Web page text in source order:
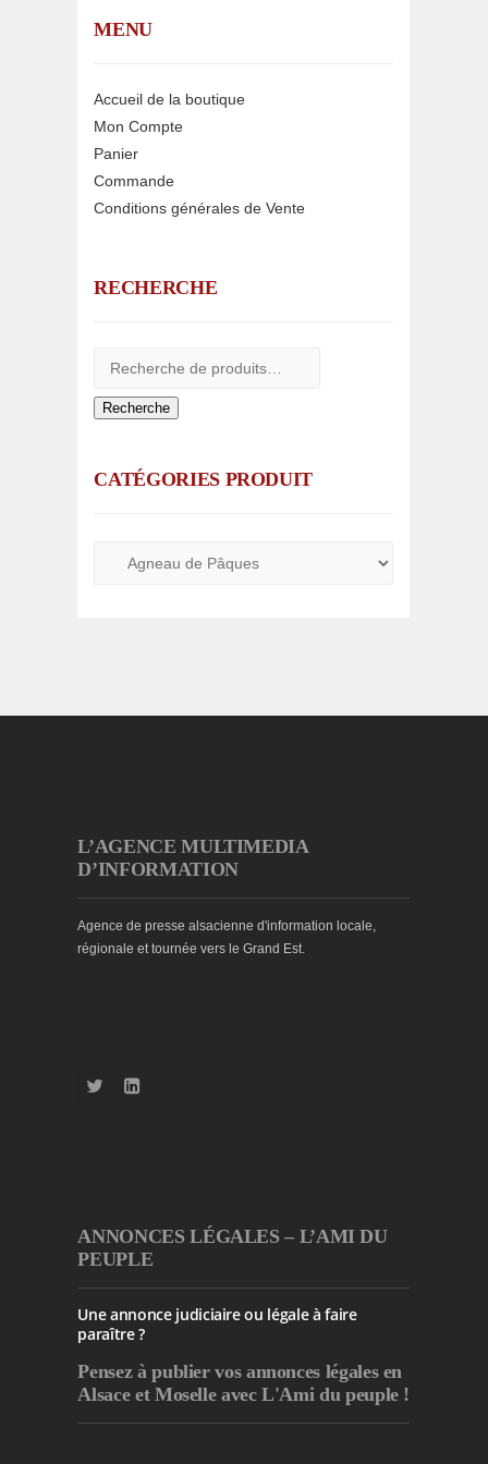
MENU
Accueil de la boutique
Mon Compte
Panier
Commande
Conditions générales de Vente
RECHERCHE
Recherche
CATÉGORIES PRODUIT
L’AGENCE MULTIMEDIA
D’INFORMATION
Agence de presse alsacienne d'information locale,
régionale et tournée vers le Grand Est.
ANNONCES LÉGALES – L’AMI DU
PEUPLE
Une annonce judiciaire ou légale à faire
paraître ?
Pensez à publiervos annonces légales en
Alsace et Moselle avec L'Ami du peuple !